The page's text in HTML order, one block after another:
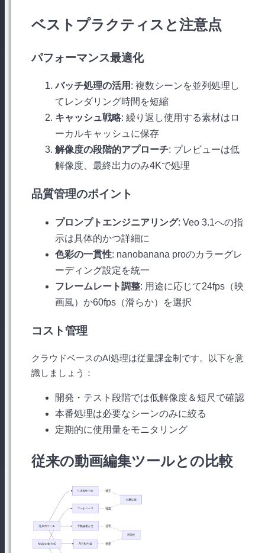
ベストプラクティスと注意点
パフォーマンス最適化
バッチ処理の活用 : 複数シーンを並列処理し
てレンダリング時間を短縮
キャッシュ戦略: 繰り返し使用する素材はロ
ーカルキャッシュに保存
解像度の段階的アプローチ: プレビューは低
解像度、最終出力のみ4Kで処理
品質管理のポイント
プロンプトエンジニアリング: Veo 3.1への指
示は具体的かつ詳細に
色彩の一貫性: nanobanana proのカラーグレ
ーディング設定を統一
フレームレート調整: 用途に応じて24fps（映
画風）か60fps（滑らか）を選択
コスト管理
クラウドベースのAI処理は従量課金制です。以下を意
識しましょう：
開発・テスト段階では低解像度＆短尺で確認
本番処理は必要なシーンのみに絞る
定期的に使用量をモニタリング
従来の動画編集ツールとの比較